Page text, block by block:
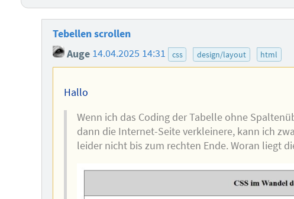
Tebellen scrollen
Auge 14.04.2025 14:31 css design/layout html
Hallo
Wenn ich das Coding der Tabelle ohne
dann die Internet-Seite verkleinere, kann ich
leider nicht bis zum rechten Ende. Woran liegt